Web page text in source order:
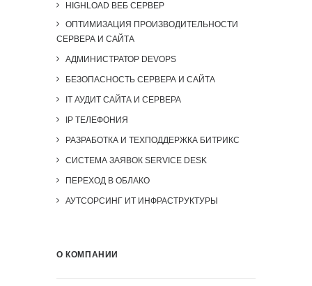
HIGHLOAD ВЕБ СЕРВЕР
ОПТИМИЗАЦИЯ ПРОИЗВОДИТЕЛЬНОСТИ
СЕРВЕРА И САЙТА
АДМИНИСТРАТОР DEVOPS
БЕЗОПАСНОСТЬ СЕРВЕРА И САЙТА
IT АУДИТ САЙТА И СЕРВЕРА
IP ТЕЛЕФОНИЯ
РАЗРАБОТКА И ТЕХПОДДЕРЖКА БИТРИКС
СИСТЕМА ЗАЯВОК SERVICE DESK
ПЕРЕХОД В ОБЛАКО
АУТСОРСИНГ ИТ ИНФРАСТРУКТУРЫ
О КОМПАНИИ